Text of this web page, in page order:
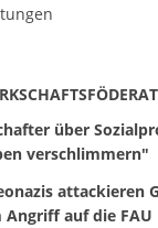
über
verschlimmern"
attackieren
Angriff auf die